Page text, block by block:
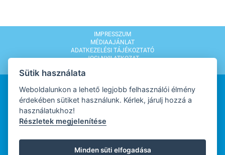
IMPRESSZUM
MÉDIAAJÁNLAT
ADATKEZELÉSI TÁJÉKOZTATÓ
JOGI NYILATKOZAT
WEBDESIGN
Sütik használata
Weboldalunkon a lehető legjobb felhasználói élmény
érdekében sütiket használunk. Kérlek, járulj hozzá a
használatukhoz!
Részletek megjelenítése
Minden süti elfogadása